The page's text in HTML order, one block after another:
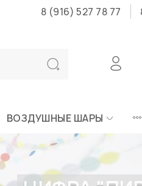
8 (916) 527 78 77
ВОЗДУШНЫЕ ШАРЫ